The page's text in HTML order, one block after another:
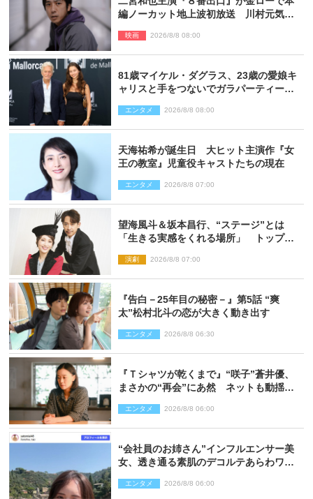
編ノーカット地上波初放送 川村元気監
映画 2026/8/8 08:00
81歳マイケル・ダグラス、23歳の愛娘キ
ャリスと手をつないでガラパーティーに
エンタメ 2026/8/8 08:00
天海祐希が誕生日 大ヒット主演作『女
王の教室』児童役キャストたちの現在
エンタメ 2026/8/8 07:00
望海風斗＆坂本昌行、“ステージ”とは
「生きる実感をくれる場所」 トップを
演劇 2026/8/8 07:00
『告白－25年目の秘密－』第5話 “爽
太”松村北斗の恋が大きく動き出す
エンタメ 2026/8/8 06:30
『Ｔシャツが乾くまで』“咲子”蒼井優、
まさかの“再会”にあ然 ネットも動揺
レあり）
エンタメ 2026/8/8 06:00
“会社員のお姉さん”インフルエンサー美
女、透き通る素肌のデコルテあらわワン
エンタメ 2026/8/8 06:00